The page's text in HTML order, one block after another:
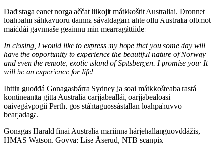
Dađistaga eanet norgalaččat liikojit mátkkoštit Australiai. Dronnet
loahpahii sáhkavuoru dainna sávaldagain ahte ollu Australia olbmot
maiddái gávnnaše geainnu min mearragáttiide:
In closing, I would like to express my hope that you some day will
have the opportunity to experience the beautiful nature of Norway –
and even the remote, exotic island of Spitsbergen. I promise you: It
will be an experience for life!
Ihttin guođđá Gonagasbárra Sydney ja soai mátkkošteaba rastá
kontineantta gitta Australia oarjjabeallái, oarjjabealoasi
oaivegávpogii Perth, gos stáhtaguossástallan loahpahuvvo
bearjadaga.
Gonagas Harald finai Australia mariinna hárjehallanguovddážis,
HMAS Watson. Govva: Lise Åserud, NTB scanpix